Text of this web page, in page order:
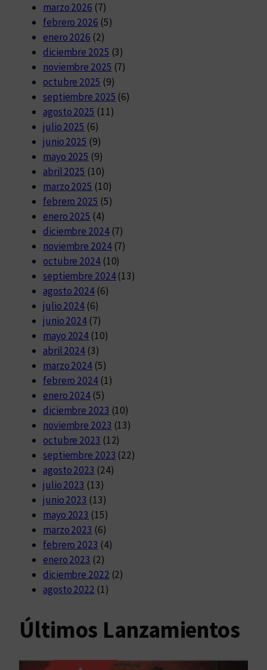
marzo 2026 (7)
febrero 2026 (5)
enero 2026 (2)
diciembre 2025 (3)
noviembre 2025 (7)
octubre 2025 (9)
septiembre 2025 (6)
agosto 2025 (11)
julio 2025 (6)
junio 2025 (9)
mayo 2025 (9)
abril 2025 (10)
marzo 2025 (10)
febrero 2025 (5)
enero 2025 (4)
diciembre 2024(7)
noviembre 2024(7)
octubre 2024(10)
septiembre 2024(13)
agosto 2024(6)
julio 2024 (6)
junio 2024 (7)
mayo 2024 (10)
abril 2024 (3)
marzo 2024 (5)
febrero 2024(1)
enero 2024 (5)
diciembre 2023 (10)
noviembre 2023 (13)
octubre 2023 (12)
septiembre 2023 (22)
agosto 2023 (24)
julio 2023 (13)
junio 2023 (13)
mayo 2023 (15)
marzo 2023 (6)
febrero 2023 (4)
enero 2023 (2)
diciembre 2022 (2)
agosto 2022 (1)
Últimos Lanzamientos